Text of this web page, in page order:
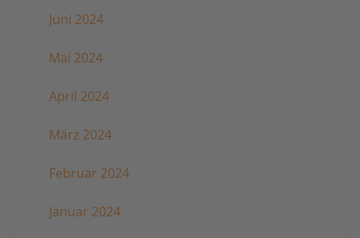
Juni 2024
Mai 2024
April 2024
März 2024
Februar 2024
Januar 2024